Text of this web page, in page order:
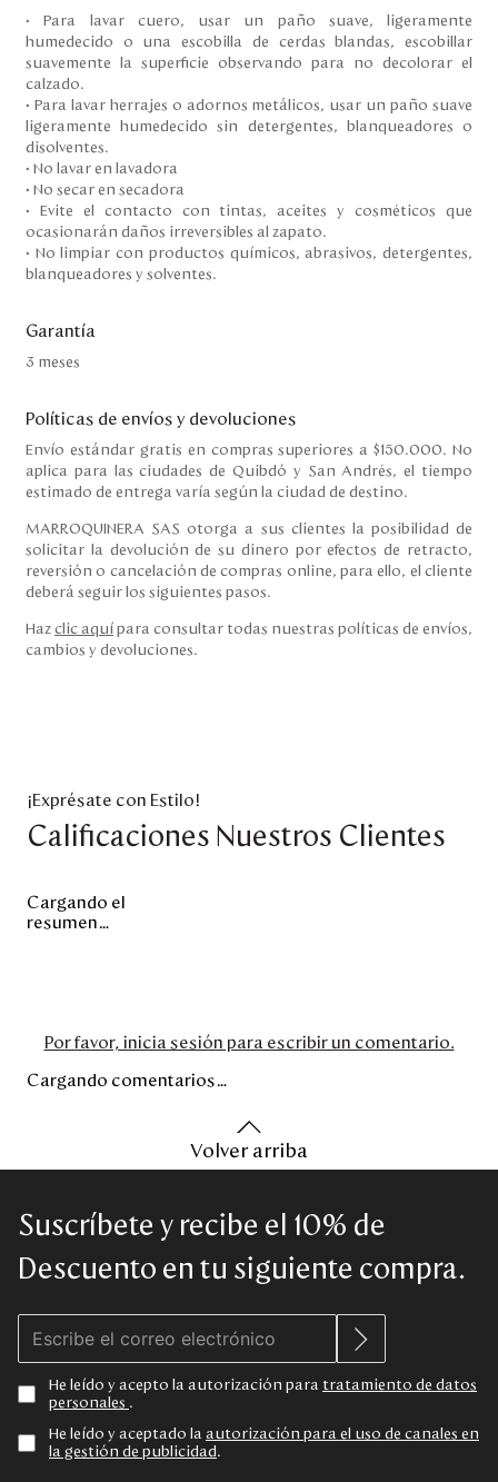
• Para lavar cuero, usar un paño suave, ligeramente
humedecido o una escobilla de cerdas blandas, escobillar
suavemente la superficie observando para no decolorar el
calzado.
• Para lavar herrajes o adornos metálicos, usar un paño suave
ligeramente humedecido sin detergentes, blanqueadores o
disolventes.
• No lavar en lavadora
• No secar en secadora
• Evite el contacto con tintas, aceites y cosméticos que
ocasionarán daños irreversibles al zapato.
• No limpiar con productos químicos, abrasivos, detergentes,
blanqueadores y solventes.
Garantía
3 meses
Políticas de envíos y devoluciones
Envío estándar gratis en compras superiores a $150.000. No
aplica para las ciudades de Quibdó y San Andrés, el tiempo
estimado de entrega varía según la ciudad de destino.
MARROQUINERA SAS otorga a sus clientes la posibilidad de
solicitar la devolución de su dinero por efectos de retracto,
reversión o cancelación de compras online, para ello, el cliente
deberá seguir los siguientes pasos.
Haz clic aquí para consultar todas nuestras políticas de envíos,
cambios y devoluciones.
¡Exprésate con Estilo!
Calificaciones Nuestros Clientes
Cargando el
resumen…
Por favor, inicia sesión para escribir un comentario.
Cargando comentarios…
Volver arriba
Suscríbete y recibe el 10% de
Descuento en tu siguiente compra.
He leído y acepto la autorización para tratamiento de datos
personales .
He leído y aceptado la autorización para el uso de canales en
la gestión de publicidad .